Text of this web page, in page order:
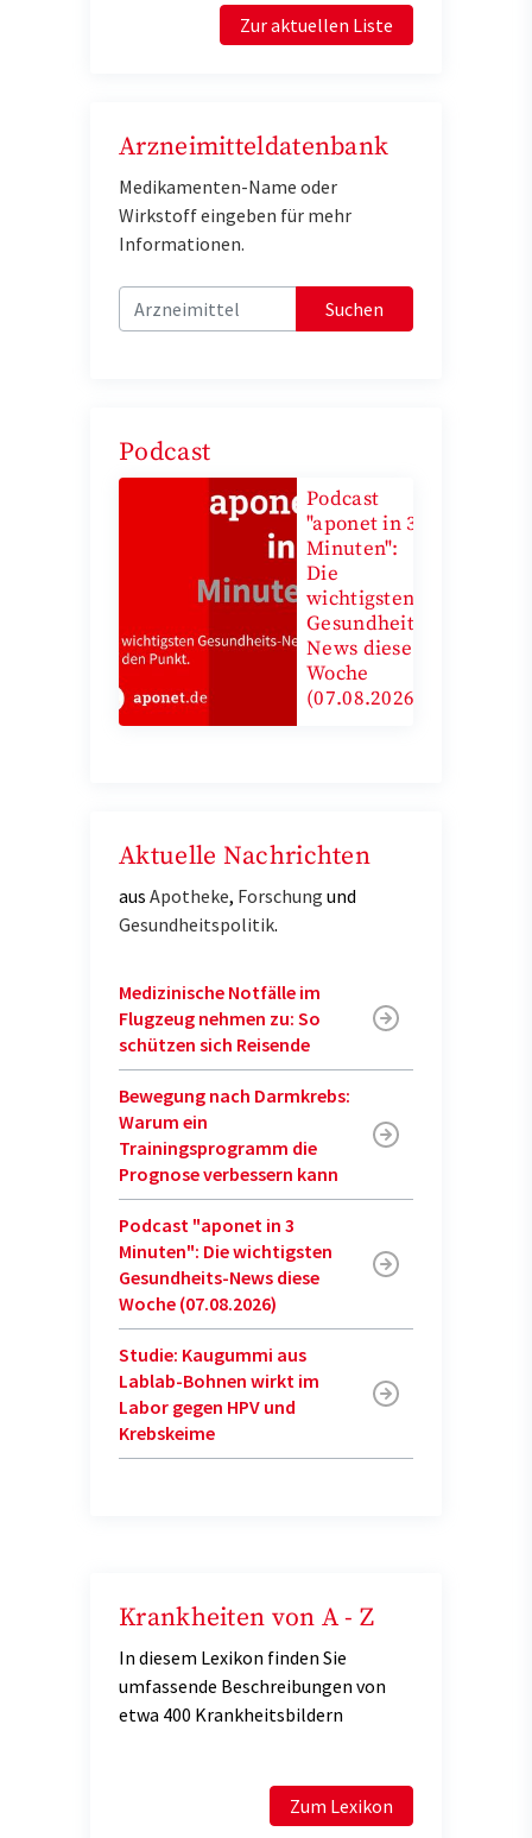
Zur aktuellen Liste
Arzneimitteldatenbank
Medikamenten-Name oder
Wirkstoff eingeben für mehr
Informationen.
Suchen
Podcast
Podcast
"aponet in 3
Minuten":
Die
wichtigsten
Gesundheits-
News diese
Woche
(07.08.2026)
Aktuelle Nachrichten
aus Apotheke, Forschung und
Gesundheitspolitik.
Medizinische Notfälle im
Flugzeug nehmen zu: So
schützen sich Reisende
Bewegung nach Darmkrebs:
Warum ein
Trainingsprogramm die
Prognose verbessern kann
Podcast "aponet in 3
Minuten": Die wichtigsten
Gesundheits-News diese
Woche (07.08.2026)
Studie: Kaugummi aus
Lablab-Bohnen wirkt im
Labor gegen HPV und
Krebskeime
Krankheiten von A - Z
In diesem Lexikon finden Sie
umfassende Beschreibungen von
etwa 400 Krankheitsbildern
Zum Lexikon